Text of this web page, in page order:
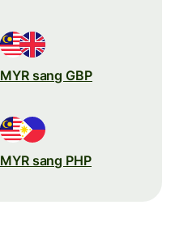
MYR sang GBP
MYR sang PHP